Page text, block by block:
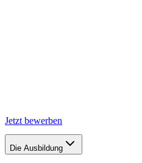
Jetzt bewerben
Die Ausbildung